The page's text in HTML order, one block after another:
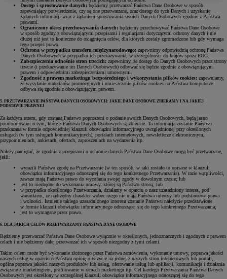
Dostęp i sprostowanie danych: będziemy przetwarzać Państwa Dane Osobowe w sposób
zapewniający potwierdzenie, czy są one przetwarzane, oraz dostęp do tych Danych i uzyskanie
żądanych informacji wraz z żądaniem sprostowania swoich Danych Osobowych zgodnie z Państwa
prawami.
Ograniczony okres przechowywania danych: będziemy przechowywać Państwa Dane Osobowe
w sposób zgodny z obowiązującymi przepisami i regulacjami dotyczącymi ochrony danych i nie
dłużej niż jest to konieczne do osiągnięcia celów, dla których zostały zgromadzone lub gdy wymaga
tego przepis prawa.
Ochrona w przypadku transferu międzynarodowego: zapewnimy odpowiednią ochronę Państwa
Danych Osobowych w przypadku ich przekazywania, w szczególności do krajów spoza EOG.
Zabezpieczenia odnośnie stron trzecich: zapewnimy, że dostęp do Danych Osobowych przez strony
trzecie (i przekazywanie im Danych Osobowych) odbywać się będzie zgodnie z obowiązującym
prawem i odpowiednimi zabezpieczeniami umownymi.
Zgodność z prawem marketingu bezpośredniego i wykorzystania plików cookies: zapewniamy,
że wysyłanie materiałów promocyjnych i umieszczanie plików cookies na Państwa komputerze
odbywa się zgodnie z obowiązującym prawem.
5. PRZETWARZANIE PAŃSTWA DANYCH OSOBOWYCH: JAKIE DANE OSOBOWE ZBIERAMY I NA JAKIEJ
PODSTAWIE PRAWNEJ
Za każdym razem, gdy zostaną Państwo poproszeni o podanie swoich Danych Osobowych, będą jasno
poinformowani o tym, które z Państwa Danych Osobowych są zbierane. Ta informacja zostanie Państwu
przekazana w formie odpowiedniej klauzuli obowiązku informacyjnego uwzględnionej przy określonych
usługach (w tym usługach komunikacyjnych), portalach internetowych, newsletterze elektronicznym,
przypomnieniach, ankietach, ofertach, zaproszeniach na wydarzenia itp.
Należy pamiętać, że zgodnie z przepisami o ochronie danych Państwa Dane Osobowe mogą być przetwarzane,
jeśli:
wyrazili Państwo zgodę na Przetwarzanie (w ten sposób, w jaki zostało to opisane w klauzuli
obowiązku informacyjnego odnoszącej się do tego konkretnego Przetwarzania). W razie wątpliwości,
zawsze mają Państwo prawo do wycofania swojej zgody w dowolnym czasie; lub
jest to niezbędne do wykonania umowy, której są Państwo stroną; lub
w przypadku określonego Przetwarzania, działamy w oparciu o nasz uzasadniony interes, pod
warunkiem, że nadrzędny charakter wobec niego nie mają Państwa interesy lub podstawowe prawa
i wolności. Istnienie takiego uzasadnionego interesu zostanie Państwu należycie przedstawione
w formie klauzuli obowiązku informacyjnego odnoszącej się do tego konkretnego Przetwarzania;
jest to wymagane przez prawo.
6. DLA JAKICH CELÓW PRZETWARZAMY PAŃSTWA DANE OSOBOWE
Będziemy przetwarzać Państwa Dane Osobowe wyłącznie w określonych, jednoznacznych i zgodnych z prawem
celach i nie będziemy dalej przetwarzać ich w sposób niezgodny z tymi celami.
Takim celem może być wykonanie złożonego przez Państwa zamówienia, wykonanie umowy, poprawa jakości
naszych usług w oparciu o Państwa opinię o wizycie na jednej z naszych stron internetowych lub portali,
ogólna poprawa jakości naszych produktów lub usług, oferowanie usług lub aplikacji, komunikacja i działania
związane z marketingiem, profilowanie w ramach marketingu itp. Cel każdego Przetwarzania Państwa Danych
Osobowych jest określony w szczególnej klauzuli obowiązku informacyjnego odnoszącej się do tego